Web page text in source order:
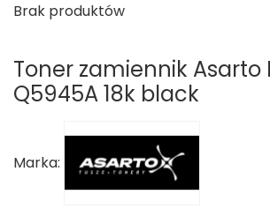
Brak produktów
Toner zamiennik Asarto
Q5945A 18k black
Marka: